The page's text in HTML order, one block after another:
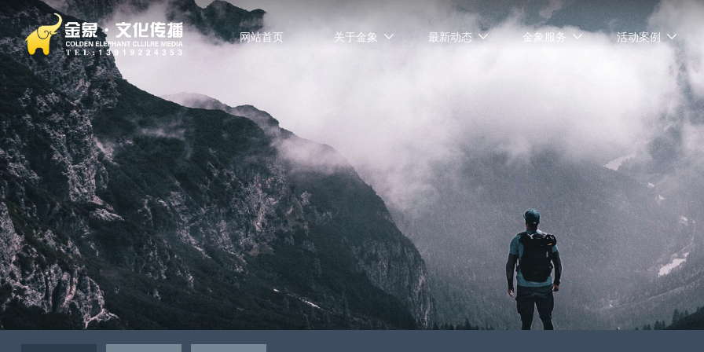
网站首页 关于金象 最新动态 金象服务 活动案例